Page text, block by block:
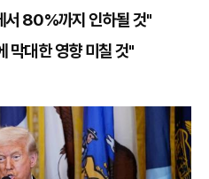
80%까지 인하될 것"
막대한 영향 미칠 것"